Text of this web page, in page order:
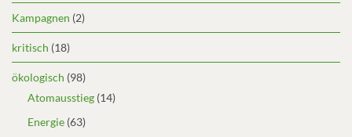
Kampagnen (2)
kritisch (18)
ökologisch (98)
Atomausstieg (14)
Energie (63)